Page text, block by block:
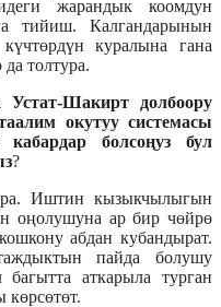
жарандык коомдун
тийиш. Калгандарынын
куралына гана
толтура.
Шакирт долбоору
окутуу системасы
кабардар болсоңуз бул
?
Иштин кызыкчылыгын
оңолушуна ар бир чөйрө
абдан кубандырат.
пайда болушу
аткарыла турган